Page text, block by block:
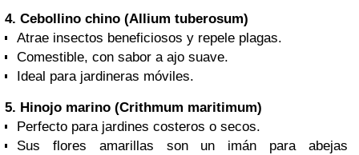
4. Cebollino chino (Allium tuberosum)
Atrae insectos beneficiosos y repele plagas.
Comestible, con sabor a ajo suave.
Ideal para jardineras móviles.
5. Hinojo marino (Crithmum maritimum)
Perfecto para jardines costeros o secos.
Sus flores amarillas son un imán para abejas